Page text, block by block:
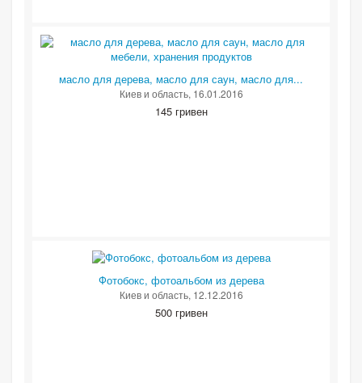
масло для дерева, масло для саун, масло для...
Киев и область, 16.01.2016
145 гривен
Фотобокс, фотоальбом из дерева
Киев и область, 12.12.2016
500 гривен